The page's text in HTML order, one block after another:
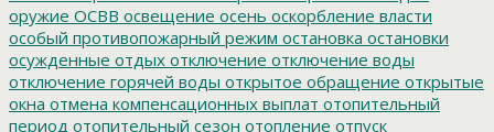
оружие ОСВВ освещение осень оскорбление власти
особый противопожарный режим остановка остановки
осужденные отдых отключение отключение воды
отключение горячей воды открытое обращение открытые
окна отмена компенсационных выплат отопительный
период отопительный сезон отопление отпуск